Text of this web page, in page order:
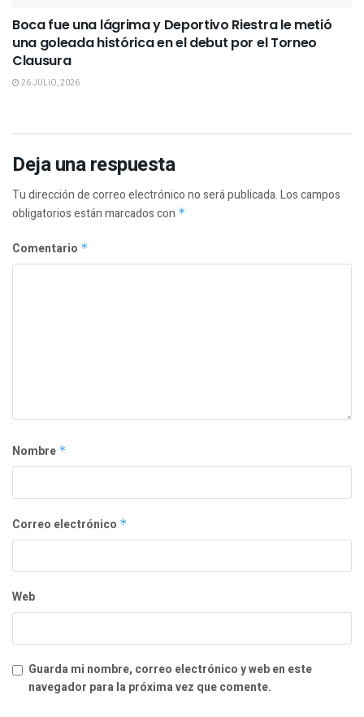
Boca fue una lágrima y Deportivo Riestra le metió
una goleada histórica en el debut por el Torneo
Clausura
26 JULIO, 2026
Deja una respuesta
Tu dirección de correo electrónico no será publicada.Los campos
obligatorios están marcados con *
Comentario *
Nombre *
Correo electrónico *
Web
Guarda mi nombre, correo electrónico y web en este
navegador para la próxima vez que comente.